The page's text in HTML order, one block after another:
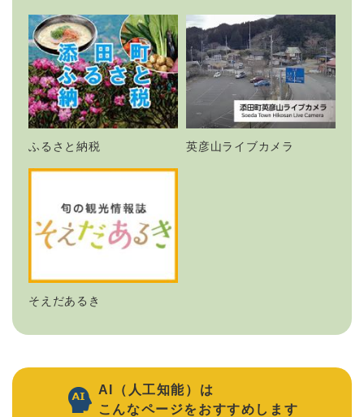
ふるさと納税 英彦山ライブカメラ
そえだあるき
AI（人工知能）は
こんなページをおすすめします